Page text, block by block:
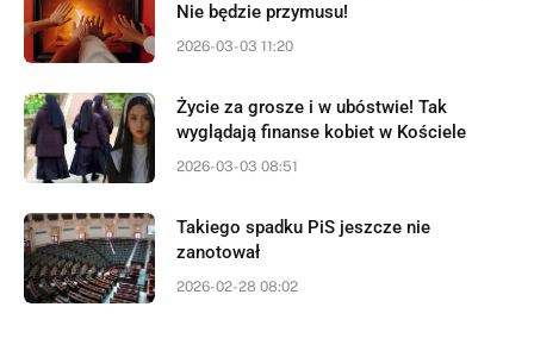
Nie będzie przymusu!
2026-03-03 11:20
Życie za grosze i w ubóstwie! Tak
wyglądają finanse kobiet w Kościele
2026-03-03 08:51
Takiego spadku PiS jeszcze nie
zanotował
2026-02-28 08:02